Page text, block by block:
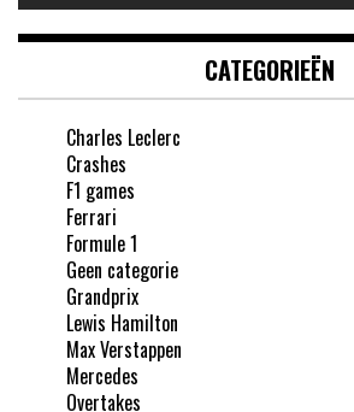
CATEGORIEËN
Charles Leclerc
Crashes
F1 games
Ferrari
Formule 1
Geen categorie
Grandprix
Lewis Hamilton
Max Verstappen
Mercedes
Overtakes